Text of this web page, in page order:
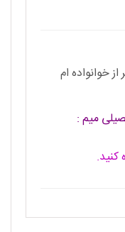
خوانواده ام
میم :
کنید.